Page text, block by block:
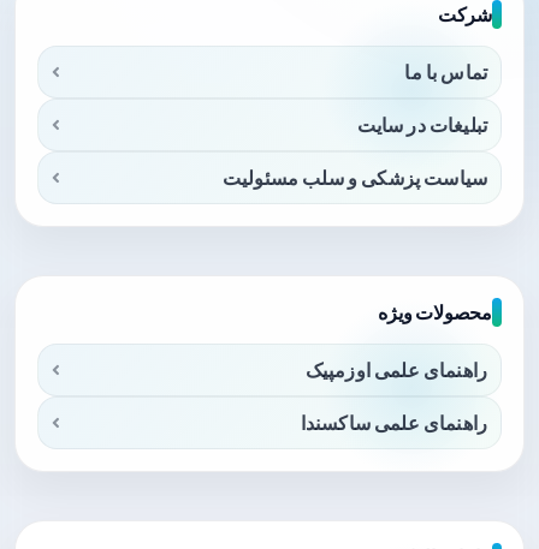
شرکت
تماس با ما
تبلیغات در سایت
سیاست پزشکی و سلب مسئولیت
محصولات ویژه
راهنمای علمی اوزمپیک
راهنمای علمی ساکسندا